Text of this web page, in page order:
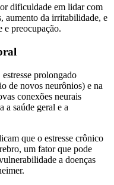
dificuldade em lidar com
aumento da irritabilidade, e
e preocupação.
prolongado
de novos neurônios) e na
conexões neurais
a saúde geral e a
que o estresse crônico
um fator que pode
a doenças